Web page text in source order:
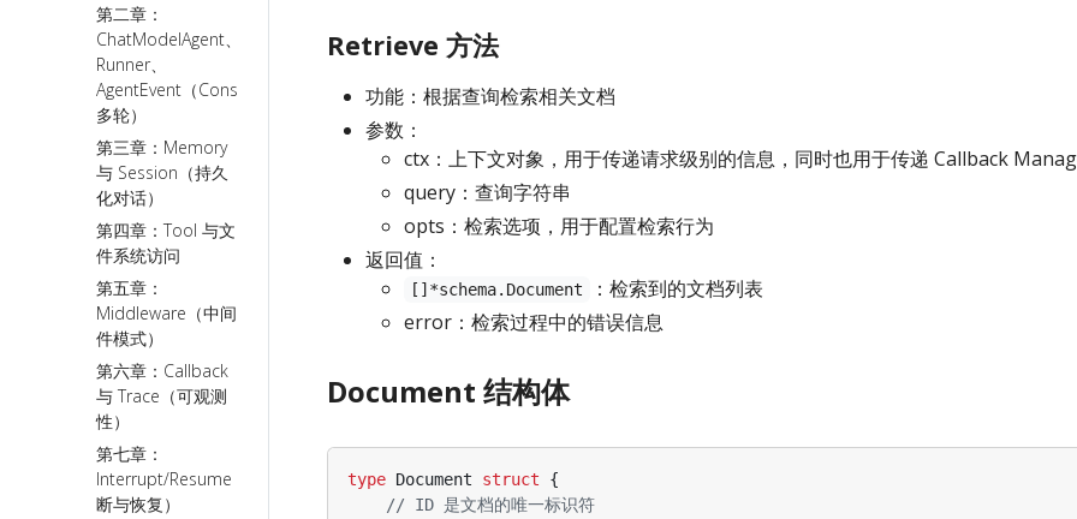
第二章：
ChatModelAgent、
Runner、
AgentEvent（Console
多轮）
第三章：Memory
与 Session（持久
化对话）
第四章：Tool 与文
件系统访问
第五章：
Middleware（中间
件模式）
第六章：Callback
与 Trace（可观测
性）
第七章：
Interrupt/Resume（中
断与恢复）
Retrieve 方法
功能：根据查询检索相关文档
参数：
ctx：上下文对象，用于传递请求级别的信息，同时也用于传递 Callback
query：查询字符串
opts：检索选项，用于配置检索行为
返回值：
[]*schema.Document
：检索到的文档列表
error：检索过程中的错误信息
Document 结构体
type Document struct
{
// ID 是文档的唯一标识符